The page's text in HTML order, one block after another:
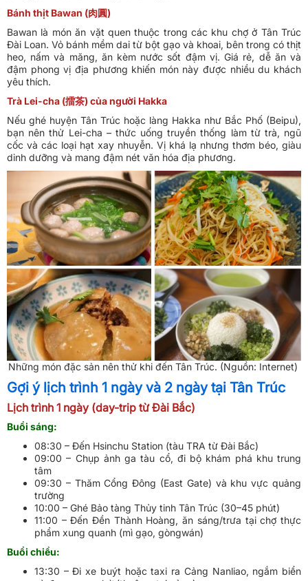
Bánh thịt Bawan (肉圓)
Bawan là món ăn vặt quen thuộc trong các khu chợ ở Tân Trúc
Đài Loan. Vỏ bánh mềm dai từ bột gạo và khoai, bên trong có thịt
heo, nấm và măng, ăn kèm nước sốt đậm vị. Giá rẻ, dễ ăn và
đậm phong vị địa phương khiến món này được nhiều du khách
yêu thích.
Trà Lei-cha (擂茶) của người Hakka
Nếu ghé huyện Tân Trúc hoặc làng Hakka như Bắc Phố (Beipu),
bạn nên thử Lei-cha – thức uống truyền thống làm từ trà, ngũ
cốc và các loại hạt xay nhuyễn. Vị khá lạ nhưng thơm béo, giàu
dinh dưỡng và mang đậm nét văn hóa địa phương.
Những món đặc sản nên thử khi đến Tân Trúc. (Nguồn: Internet)
Gợi ý lịch trình 1 ngày và 2 ngày tại Tân Trúc
Lịch trình 1 ngày (day-trip từ Đài Bắc)
Buổi sáng:
08:30 – Đến Hsinchu Station (tàu TRA từ Đài Bắc)
09:00 – Chụp ảnh ga tàu cổ, đi bộ khám phá khu trung
tâm
09:30 – Thăm Cổng Đông (East Gate) và khu vực quảng
trường
10:00 – Ghé Bảo tàng Thủy tinh Tân Trúc (30–45 phút)
11:00 – Đến Đền Thành Hoàng, ăn sáng/trưa tại chợ thực
phẩm xung quanh (mì gạo, gòngwán)
Buổi chiều:
13:30 – Đi xe buýt hoặc taxi ra Cảng Nanliao, ngắm biển